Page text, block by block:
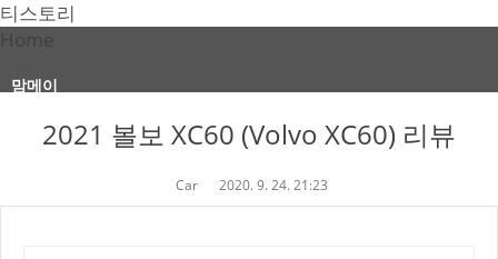
티스토리
맘메이
2021 볼보 XC60 (Volvo XC60) 리뷰
Car 2020. 9. 24. 21:23